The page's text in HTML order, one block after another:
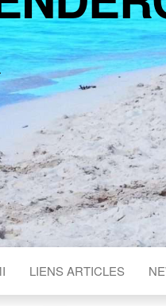
LIENS ARTICLES